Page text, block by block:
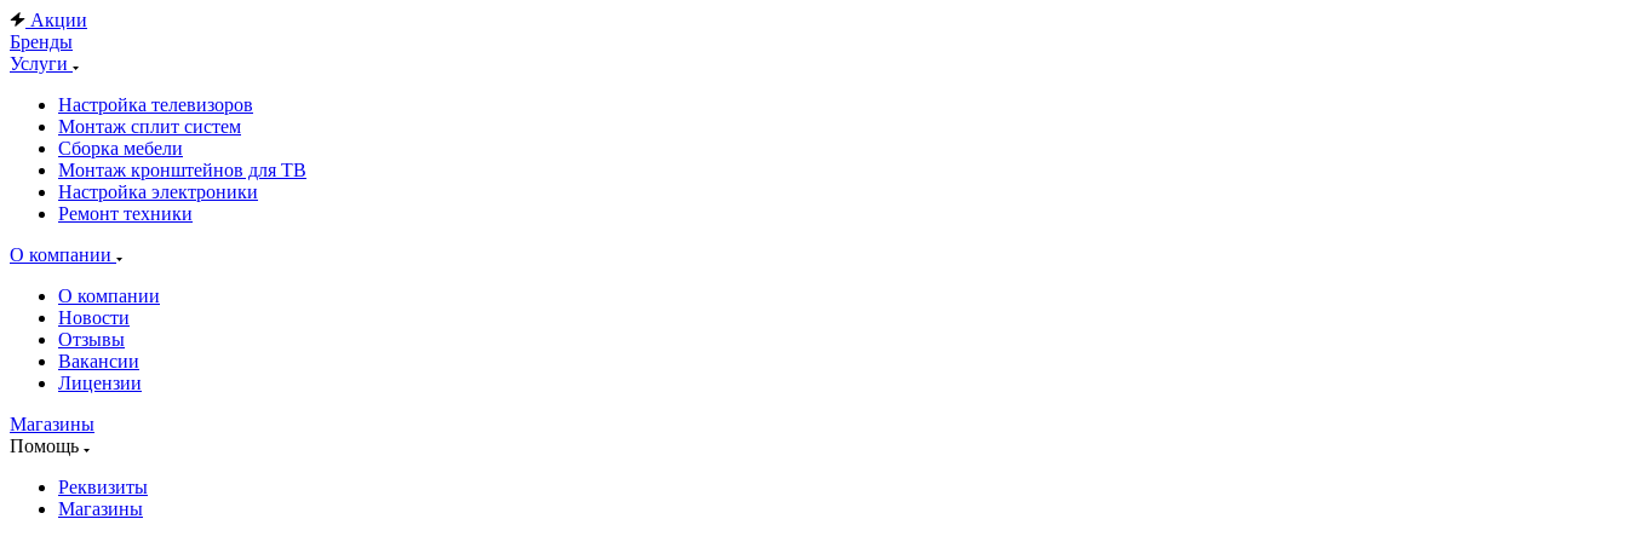
Акции
Бренды
Услуги
Настройка телевизоров
Монтаж сплит систем
Сборка мебели
Монтаж кронштейнов для ТВ
Настройка электроники
Ремонт техники
О компании
О компании
Новости
Отзывы
Вакансии
Лицензии
Магазины
Помощь
Реквизиты
Магазины